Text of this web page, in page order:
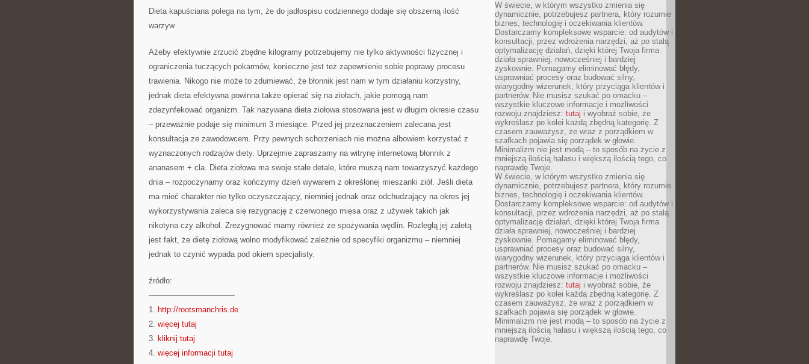
Dieta kapuściana polega na tym, że do jadłospisu codziennego dodaje się obszerną ilość
warzyw
Ażeby efektywnie zrzucić zbędne kilogramy potrzebujemy nie tylko aktywności fizycznej i
ograniczenia tuczących pokarmów, konieczne jest też zapewnienie sobie poprawy procesu
trawienia. Nikogo nie może to zdumiewać, że błonnik jest nam w tym działaniu korzystny,
jednak dieta efektywna powinna także opierać się na ziołach, jakie pomogą nam
zdezynfekować organizm. Tak nazywana dieta ziołowa stosowana jest w długim okresie czasu
– przeważnie podaje się minimum 3 miesiące. Przed jej przeznaczeniem zalecana jest
konsultacja ze zawodowcem. Przy pewnych schorzeniach nie można albowiem korzystać z
wyznaczonych rodzajów diety. Uprzejmie zapraszamy na witrynę internetową błonnik z
ananasem + cla. Dieta ziołowa ma swoje stałe detale, które muszą nam towarzyszyć każdego
dnia – rozpoczynamy oraz kończymy dzień wywarem z określonej mieszanki ziół. Jeśli dieta
ma mieć charakter nie tylko oczyszczający, niemniej jednak oraz odchudzający na okres jej
wykorzystywania zaleca się rezygnację z czerwonego mięsa oraz z używek takich jak
nikotyna czy alkohol. Zrezygnować mamy również ze spożywania wędlin. Rozległą jej zaletą
jest fakt, że dietę ziołową wolno modyfikować zależnie od specyfiki organizmu – niemniej
jednak to czynić wypada pod okiem specjalisty.
źródło:
———————————
1. http://rootsmanchris.de
2. więcej tutaj
3. kliknij tutaj
4. więcej informacji tutaj
W świecie, w którym wszystko zmienia się
dynamicznie, potrzebujesz partnera, który rozumie
biznes, technologię i oczekiwania klientów.
Dostarczamy kompleksowe wsparcie: od audytów i
konsultacji, przez wdrożenia narzędzi, aż po stałą
optymalizację działań, dzięki której Twoja firma
działa sprawniej, nowocześniej i bardziej
zyskownie. Pomagamy eliminować błędy,
usprawniać procesy oraz budować silny,
wiarygodny wizerunek, który przyciąga klientów i
partnerów. Nie musisz szukać po omacku –
wszystkie kluczowe informacje i możliwości
rozwoju znajdziesz: tutaj i wyobraź sobie, że
wykreślasz po kolei każdą zbędną kategorię. Z
czasem zauważysz, że wraz z porządkiem w
szafkach pojawia się porządek w głowie.
Minimalizm nie jest modą – to sposób na życie z
mniejszą ilością hałasu i większą ilością tego, co
naprawdę Twoje.
W świecie, w którym wszystko zmienia się
dynamicznie, potrzebujesz partnera, który rozumie
biznes, technologię i oczekiwania klientów.
Dostarczamy kompleksowe wsparcie: od audytów i
konsultacji, przez wdrożenia narzędzi, aż po stałą
optymalizację działań, dzięki której Twoja firma
działa sprawniej, nowocześniej i bardziej
zyskownie. Pomagamy eliminować błędy,
usprawniać procesy oraz budować silny,
wiarygodny wizerunek, który przyciąga klientów i
partnerów. Nie musisz szukać po omacku –
wszystkie kluczowe informacje i możliwości
rozwoju znajdziesz: tutaj i wyobraź sobie, że
wykreślasz po kolei każdą zbędną kategorię. Z
czasem zauważysz, że wraz z porządkiem w
szafkach pojawia się porządek w głowie.
Minimalizm nie jest modą – to sposób na życie z
mniejszą ilością hałasu i większą ilością tego, co
naprawdę Twoje.